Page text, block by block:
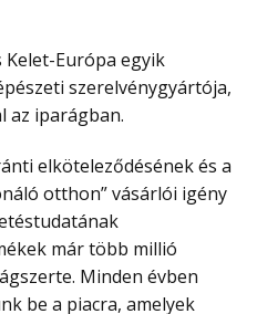
Kelet-Európa egyik
szerelvénygyártója,
az iparágban.
elköteleződésének és a
otthon” vásárlói igény
már több millió
Minden évben
be a piacra, amelyek